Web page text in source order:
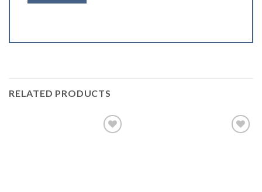
RELATED PRODUCTS